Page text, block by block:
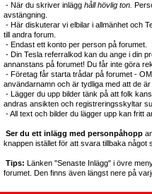
- När du skriver inlägg håll hövlig ton.
avstängning.
- Här diskuterar vi elbilar i allmänhet och
till andra forum.
- Endast ett konto per person på forumet.
- Din Tesla referralkod kan du ange i din
annanstans på forumet! Du får inte göra
- Företag får starta trådar på forumet -
användarnamn och är tydliga med att de
- Lägger du upp bilder tänk på att folk
andras ansikten och registreringsskyltar
- All text och bilder du lägger upp kan fritt
Ser du ett inlägg med personpåhopp
knappen istället för att svara tillbaka något
Tips: Länken "Senaste Inlägg" i övre
forumet. Den finns även längst nere på